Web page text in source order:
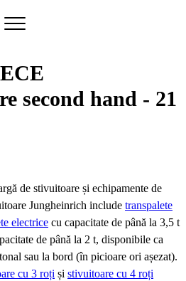
second hand - 21
de stivuitoare și echipamente de
Jungheinrich include transpalete
electrice cu capacitate de până la 3,5 t
de până la 2 t, disponibile ca
sau la bord (în picioare ori așezat).
cu 3 roți și stivuitoare cu 4 roți